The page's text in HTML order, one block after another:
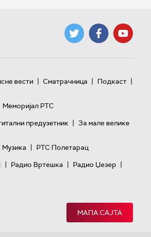
вести | Сматрачница | Подкаст |
Меморијал РТС
предузетник | За мале велике
| РТС Полетарац
| Радио Вртешка | Радио Џезер |
МАПА САЈТА